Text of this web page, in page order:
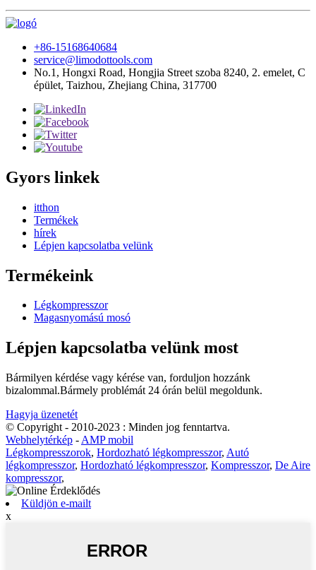
+86-15168640684
service@limodottools.com
No.1, Hongxi Road, Hongjia Street szoba 8240, 2. emelet, C
épület, Taizhou, Zhejiang China, 317700
Gyors linkek
itthon
Termékek
hírek
Lépjen kapcsolatba velünk
Termékeink
Légkompresszor
Magasnyomású mosó
Lépjen kapcsolatba velünk most
Bármilyen kérdése vagy kérése van, forduljon hozzánk
bizalommal.Bármely problémát 24 órán belül megoldunk.
Hagyja üzenetét
© Copyright - 2010-2023 : Minden jog fenntartva.
Webhelytérkép - AMP mobil
Légkompresszorok, Hordozható légkompresszor, Autó
légkompresszor, Hordozható légkompresszor, Kompresszor, De Aire
kompresszor,
Küldjön e-mailt
x